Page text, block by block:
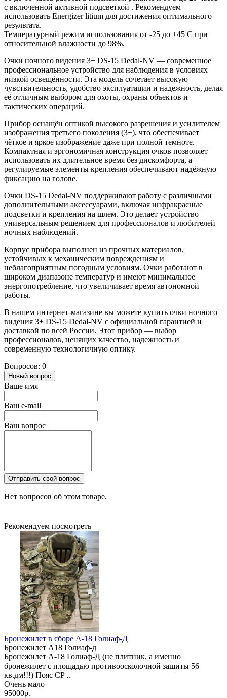
с включенной активной подсветкой . Рекомендуем
использовать Energizer litium для достижения оптимального
результата.
Температурный режим использования от -25 до +45 С при
относительной влажности до 98%.
Очки ночного видения 3+ DS-15 Dedal-NV — современное
профессиональное устройство для наблюдения в условиях
низкой освещённости. Эта модель сочетает высокую
чувствительность, удобство эксплуатации и надежность, делая
её отличным выбором для охоты, охраны объектов и
тактических операций.
Прибор оснащён оптикой высокого разрешения и усилителем
изображения третьего поколения (3+), что обеспечивает
чёткое и яркое изображение даже при полной темноте.
Компактная и эргономичная конструкция очков позволяет
использовать их длительное время без дискомфорта, а
регулируемые элементы крепления обеспечивают надёжную
фиксацию на голове.
Очки DS-15 Dedal-NV поддерживают работу с различными
дополнительными аксессуарами, включая инфракрасные
подсветки и крепления на шлем. Это делает устройство
универсальным решением для профессионалов и любителей
ночных наблюдений.
Корпус прибора выполнен из прочных материалов,
устойчивых к механическим повреждениям и
неблагоприятным погодным условиям. Очки работают в
широком диапазоне температур и имеют минимальное
энергопотребление, что увеличивает время автономной
работы.
В нашем интернет-магазине вы можете купить очки ночного
видения 3+ DS-15 Dedal-NV с официальной гарантией и
доставкой по всей России. Этот прибор — выбор
профессионалов, ценящих качество, надежность и
современную технологичную оптику.
Вопросов: 0
Новый вопрос
Ваше имя
Ваш e-mail
Ваш вопрос
Отправить свой вопрос
Нет вопросов об этом товаре.
Рекомендуем посмотреть
Бронежилет в сборе А-18 Голиаф-Д
Бронежилет А18 Голиаф-д
Бронежилет А-18 Голиаф-Д (не плитник, а именно
бронежилет с площадью противоосколочной защиты 56
кв.дм!!!) Пояс CP ..
Очень мало
95000р.